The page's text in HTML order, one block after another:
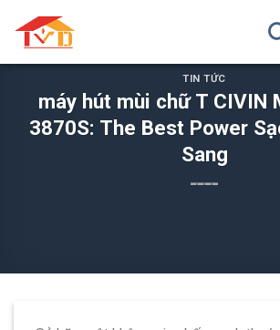
TIN TỨC
máy hút mùi chữ T CIVIN
3870S: The Best Power
Sang